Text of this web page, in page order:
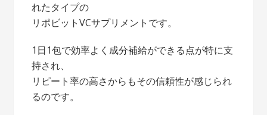
れたタイプの
リポビットVCサプリメントです。
1日1包で効率よく成分補給ができる点が特に支
持され、
リピート率の高さからもその信頼性が感じられ
るのです。